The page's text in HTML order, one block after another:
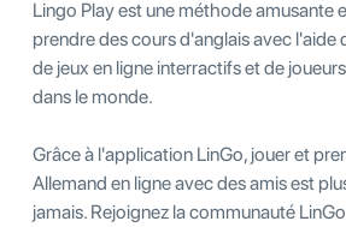
Lingo Play est une méthode amusante
prendre des cours d'anglais avec l'aide
de jeux en ligne interractifs et de
dans le monde.
Grâce à l'application LinGo, jouer et
Allemand en ligne avec des amis est
jamais. Rejoignez la communauté